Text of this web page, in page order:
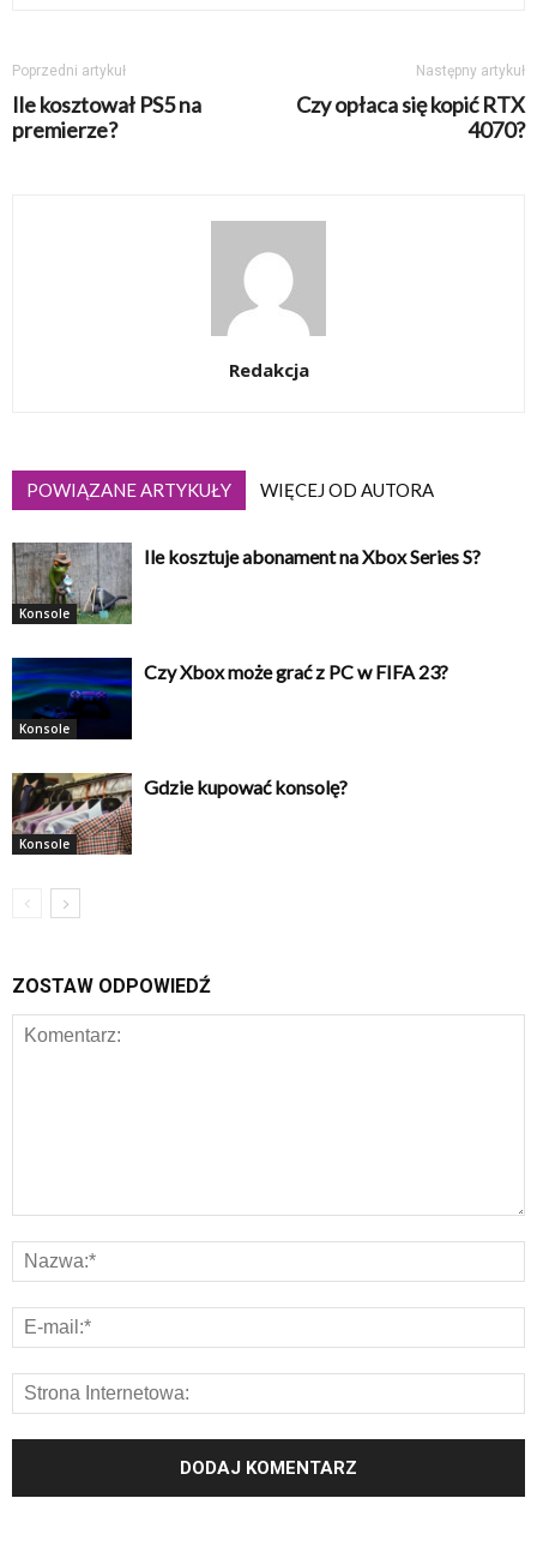
Poprzedni artykuł
Ile kosztował PS5 na
premierze?
Następny artykuł
Czy opłaca się kopić RTX
4070?
Redakcja
POWIĄZANE ARTYKUŁY WIĘCEJ OD AUTORA
Konsole
Ile kosztuje abonament na Xbox Series S?
Konsole
Czy Xbox może grać z PC w FIFA 23?
Konsole
Gdzie kupować konsolę?
ZOSTAW ODPOWIEDŹ